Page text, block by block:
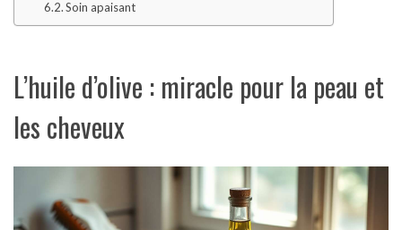
Soin apaisant
L’huile d’olive : miracle pour la peau et
les cheveux